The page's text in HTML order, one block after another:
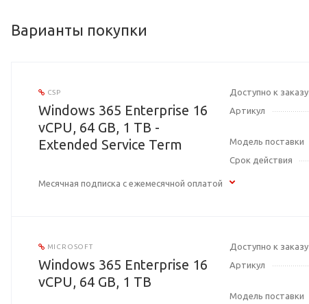
Варианты покупки
CSP
Windows 365 Enterprise 16
vCPU, 64 GB, 1 TB -
Extended Service Term
Месячная подписка с ежемесячной оплатой
Доступно к заказу
Артикул
Модель поставки
Срок действия
MICROSOFT
Windows 365 Enterprise 16
vCPU, 64 GB, 1 TB
Доступно к заказу
Артикул
Модель поставки